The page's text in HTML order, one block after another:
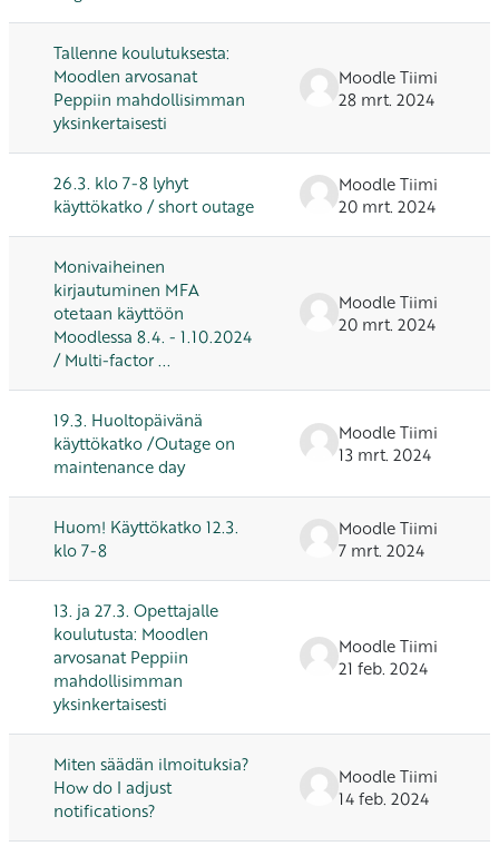
Tallenne koulutuksesta:
Moodlen arvosanat
Peppiin mahdollisimman
yksinkertaisesti
Moodle Tiimi
28 mrt. 2024
26.3. klo 7-8 lyhyt
käyttökatko / short outage
Moodle Tiimi
20 mrt. 2024
Monivaiheinen
kirjautuminen MFA
otetaan käyttöön
Moodlessa 8.4. - 1.10.2024
/ Multi-factor ...
Moodle Tiimi
20 mrt. 2024
19.3. Huoltopäivänä
käyttökatko /Outage on
maintenance day
Moodle Tiimi
13 mrt. 2024
Huom! Käyttökatko 12.3.
klo 7-8
Moodle Tiimi
7 mrt. 2024
13. ja 27.3. Opettajalle
koulutusta: Moodlen
arvosanat Peppiin
mahdollisimman
yksinkertaisesti
Moodle Tiimi
21 feb. 2024
Miten säädän ilmoituksia?
How do I adjust
notifications?
Moodle Tiimi
14 feb. 2024